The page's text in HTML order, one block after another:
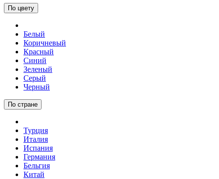
По цвету
Белый
Коричневый
Красный
Синий
Зеленый
Серый
Черный
По стране
Турция
Италия
Испания
Германия
Бельгия
Китай